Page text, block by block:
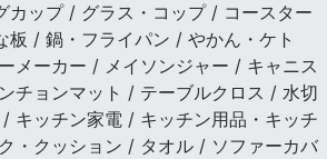
カップ / グラス・コップ / コースター
板 / 鍋・フライパン / やかん・ケト
メーカー / メイソンジャー / キャニス
チョンマット / テーブルクロス / 水切
キッチン家電 / キッチン用品・キッチ
・クッション / タオル / ソファーカバ